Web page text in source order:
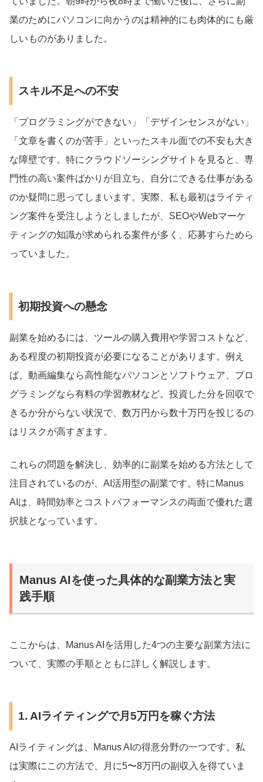
業のためにパソコンに向かうのは精神的にも肉体的にも厳
しいものがありました。
スキル不足への不安
「プログラミングができない」「デザインセンスがない」
「文章を書くのが苦手」といったスキル面での不安も大き
な障壁です。特にクラウドソーシングサイトを見ると、専
門性の高い案件ばかりが目立ち、自分にできる仕事がある
のか疑問に思ってしまいます。実際、私も最初はライティ
ング案件を受注しようとしましたが、SEOやWebマーケ
ティングの知識が求められる案件が多く、応募すらためら
っていました。
初期投資への懸念
副業を始めるには、ツールの購入費用や学習コストなど、
ある程度の初期投資が必要になることがあります。例え
ば、動画編集なら高性能なパソコンとソフトウェア、プロ
グラミングなら有料の学習教材など。投資した分を回収で
きるか分からない状況で、数万円から数十万円を投じるの
はリスクが高すぎます。
これらの問題を解決し、効率的に副業を始める方法として
注目されているのが、AI活用型の副業です。特にManus
AIは、時間効率とコストパフォーマンスの両面で優れた選
択肢となっています。
Manus AIを使った具体的な副業方法と実
践手順
ここからは、Manus AIを活用した4つの主要な副業方法に
ついて、実際の手順とともに詳しく解説します。
1. AIライティングで月5万円を稼ぐ方法
AIライティングは、Manus AIの得意分野の一つです。私
は実際にこの方法で、月に5〜8万円の副収入を得ていま